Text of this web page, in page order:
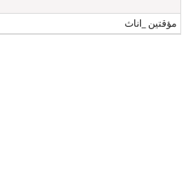
مؤقتين _اناث